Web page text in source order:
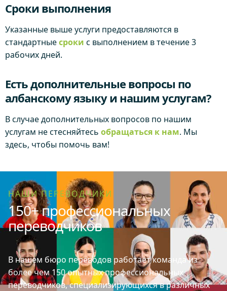
Сроки выполнения
Указанные выше услуги предоставляются в
стандартныесроки с выполнением в течение 3
рабочих дней.
Есть дополнительные вопросы по
албанскому языку и нашим услугам?
В случае дополнительных вопросов по нашим
услугам не стесняйтесь обращаться к нам. Мы
здесь, чтобы помочь вам!
НАШИ ПЕРЕВОДЧИКИ
150+ профессиональных
переводчиков
В нашем бюро переводов работает команда из
более чем 150 опытных профессиональных
переводчиков, специализирующихся в различных